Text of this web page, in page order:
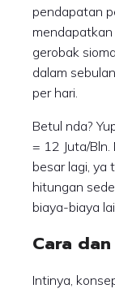
pendapatan
gerobak
dalam
per hari.
Betul nda?
= 12 Juta/Bln.
besar lagi, ya
hitungan
biaya-biaya
Cara
Intinya,